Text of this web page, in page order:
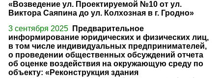
«Возведение ул. Проектируемой №10 от ул.
Виктора Саяпина до ул. Колхозная в г. Гродно»
3 сентября 2025
Предварительное
информирование юридических и физических лиц,
в том числе индивидуальных предпринимателей,
о проведении общественных обсуждений отчета
об оценке воздействия на окружающую среду по
объекту: «Реконструкция здания